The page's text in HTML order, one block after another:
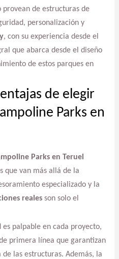
de estructuras de
personalización y
, con su experiencia desde el
que abarca desde el diseño
de estos parques en
de elegir
Parks en
Parks en Teruel
que van más allá de la
especializado y la
realesson solo el
palpable en cada proyecto,
primera línea que garantizan
las estructuras. Además, la